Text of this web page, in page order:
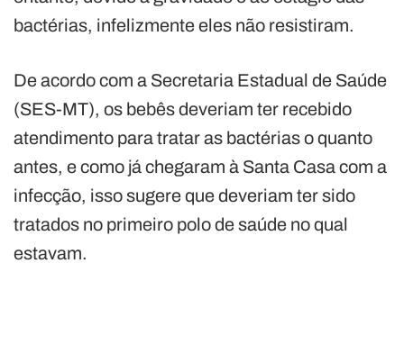
bactérias, infelizmente eles não resistiram.
De acordo com a Secretaria Estadual de Saúde
(SES-MT), os bebês deveriam ter recebido
atendimento para tratar as bactérias o quanto
antes, e como já chegaram à Santa Casa com a
infecção, isso sugere que deveriam ter sido
tratados no primeiro polo de saúde no qual
estavam.